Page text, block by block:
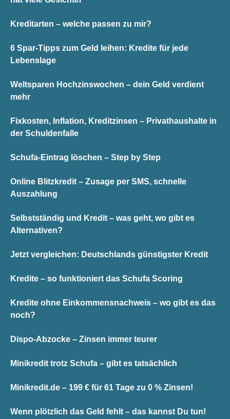
Kreditarten – welche passen zu mir?
6 Spar-Tipps zum Geld leihen: Kredite für jede
Lebenslage
Weltsparen Hochzinswochen – dein Geld verdient
mehr
Fixkosten, Inflation, Kreditzinsen – Privathaushalte in
der Schuldenfalle
Schufa-Eintrag löschen – Step by Step
Online Blitzkredit – Zusage per SMS, schnelle
Auszahlung
Selbstständig und Kredit – was geht, wo gibt es
Alternativen?
Jetzt vergleichen: Deutschlands günstigster Kredit
Kredite – so funktioniert das Schufa Scoring
Kredite ohne Einkommensnachweis – wo gibt es das
noch?
Dispo-Abzocke – Zinsen immer teurer
Minikredit trotz Schufa – gibt es tatsächlich
Minikredit.de – 199 € für 61 Tage zu 0 % Zinsen!
Wenn plötzlich das Geld fehlt – das kannst Du tun!